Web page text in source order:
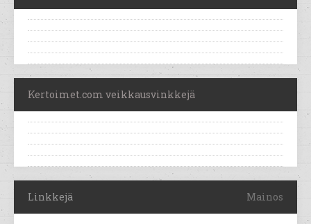
Kertoimet.com veikkausvinkkejä
Linkkejä Mainos